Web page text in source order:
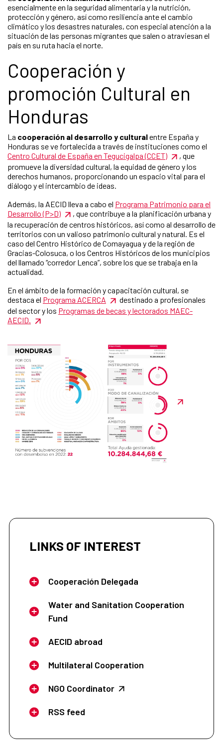
esencialmente en la seguridad alimentaria y la nutrición,
protección y género, así como resiliencia ante el cambio
climático y los desastres naturales, con especial atención a la
situación de las personas migrantes que salen o atraviesan el
país en su ruta hacia el norte.
Cooperación y
promoción Cultural en
Honduras
La cooperación al desarrollo y culturalentre España y
Honduras se ve fortalecida a través de instituciones como el
Centro Cultural de España en Tegucigalpa (CCET)
, que
promueve la diversidad cultural, la equidad de género y los
derechos humanos, proporcionando un espacio vital para el
diálogo y el intercambio de ideas.
Además, la AECID lleva a cabo el Programa Patrimonio para el
Desarrollo (P>D)
, que contribuye a la planificación urbana y
la recuperación de centros históricos, así como al desarrollo de
territorios con un valioso patrimonio cultural y natural. Es el
caso del Centro Histórico de Comayagua y de la región de
Gracias-Colosuca, o los Centros Históricos de los municipios
del llamado “corredor Lenca”, sobre los que se trabaja en la
actualidad.
En el ámbito de la formación y capacitación cultural, se
destaca el Programa ACERCA
destinado a profesionales
del sector y los Programas de becas y lectorados MAEC-
AECID.
LINKS OF INTEREST
Cooperación Delegada
Water and Sanitation Cooperation
Fund
AECID abroad
Multilateral Cooperation
NGO Coordinator
RSS feed